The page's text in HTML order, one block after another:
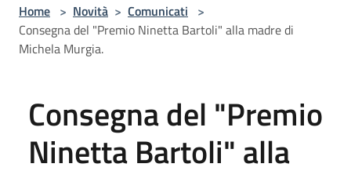
Home > Novità > Comunicati >
Consegna del "Premio Ninetta Bartoli" alla madre di
Michela Murgia.
Consegna del "Premio
Ninetta Bartoli" alla